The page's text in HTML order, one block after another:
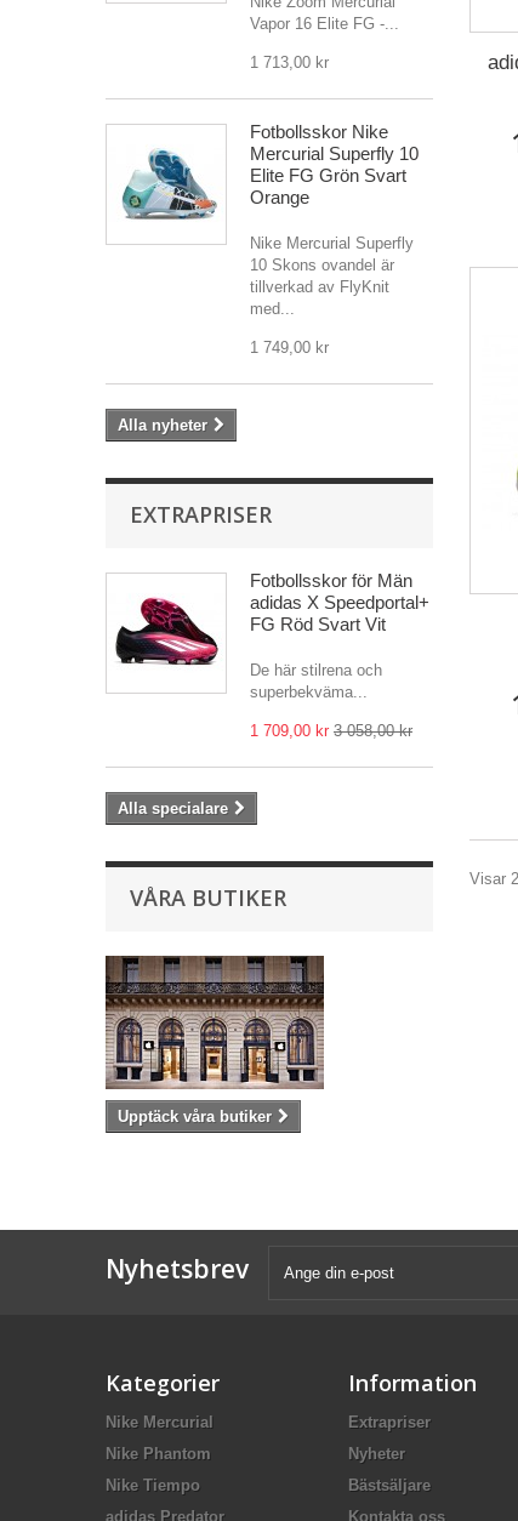
Vapor 16 Elite FG -...
1 713,00 kr
Fotbollsskor Nike
Mercurial Superfly 10
Elite FG Grön Svart
Orange
Nike Mercurial Superfly
10 Skons ovandel är
tillverkad av FlyKnit
med...
1 749,00 kr
Alla nyheter
EXTRAPRISER
Fotbollsskor för Män
adidas X Speedportal+
FG Röd Svart Vit
De här stilrena och
superbekväma...
1 709,00 kr 3 058,00 kr
Alla specialare
VÅRA BUTIKER
Upptäck våra butiker
Visar
Nyhetsbrev
Kategorier
Nike Mercurial
Nike Phantom
Nike Tiempo
adidas Predator
Information
Extrapriser
Nyheter
Bästsäljare
Kontakta oss